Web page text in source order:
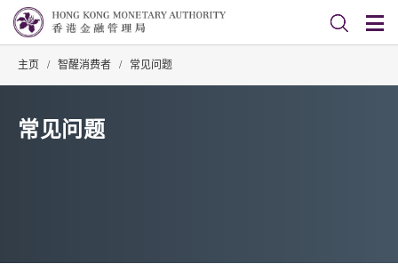
主页 / 智醒消费者 / 常见问题
常见问题